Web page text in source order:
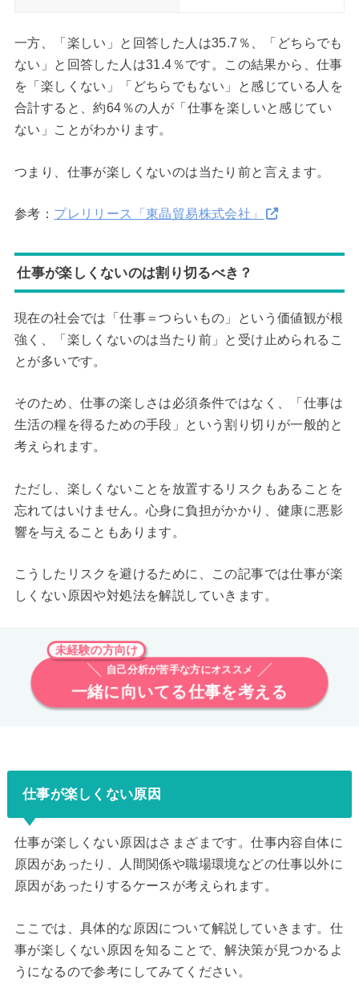
一方、「楽しい」と回答した人は35.7％、「どちらでも
ない」と回答した人は31.4％です。この結果から、仕事
を「楽しくない」「どちらでもない」と感じている人を
合計すると、約64％の人が「仕事を楽しいと感じてい
ない」ことがわかります。
つまり、仕事が楽しくないのは当たり前と言えます。
参考： プレリリース「東晶貿易株式会社」
仕事が楽しくないのは割り切るべき？
現在の社会では「仕事＝つらいもの」という価値観が根
強く、「楽しくないのは当たり前」と受け止められるこ
とが多いです。
そのため、仕事の楽しさは必須条件ではなく、「仕事は
生活の糧を得るための手段」という割り切りが一般的と
考えられます。
ただし、楽しくないことを放置するリスクもあることを
忘れてはいけません。心身に負担がかかり、健康に悪影
響を与えることもあります。
こうしたリスクを避けるために、この記事では仕事が楽
しくない原因や対処法を解説していきます。
未経験の方向け
自己分析が苦手な方にオススメ
一緒に向いてる仕事を考える
仕事が楽しくない原因
仕事が楽しくない原因はさまざまです。仕事内容自体に
原因があったり、人間関係や職場環境などの仕事以外に
原因があったりするケースが考えられます。
ここでは、具体的な原因について解説していきます。仕
事が楽しくない原因を知ることで、解決策が見つかるよ
うになるので参考にしてみてください。